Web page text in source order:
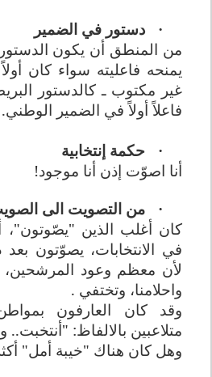
·
دستور في الضمير
من المنطق أن يكون
يمنحه فاعليته سواء كان
غير مكتوب ـ كالدستور
فاعلاً أولاً في الضمير الوطني.
·
حكمة إنتخابية
أنا اصوّت إذن أنا موجود!
·
من التصويت الى
كان أغلب الذين "يصّوتون"،
في الانتخابات، يصوّتون
لأن معظم وعود المرشحين،
واحلامنا، وتختفي .
وقد كان العارفون بمواطن
متلاعبين بالالفاظ: "أنتخبت..
وهل كان هناك "خيبة أمل"